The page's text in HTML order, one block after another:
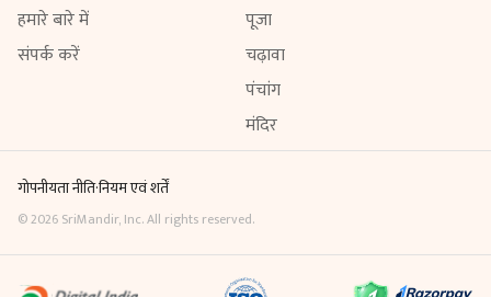
हमारे बारे में
संपर्क करें
पूजा
चढ़ावा
पंचांग
मंदिर
गोपनीयता नीति·नियम एवं शर्तें
©2026 SriMandir, Inc. All rights reserved.